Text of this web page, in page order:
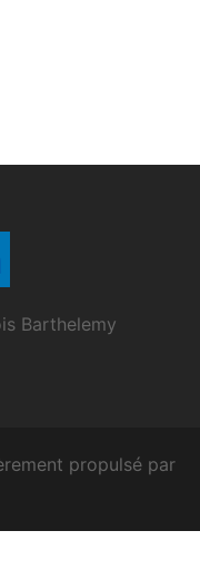
Barthelemy
propulsé par